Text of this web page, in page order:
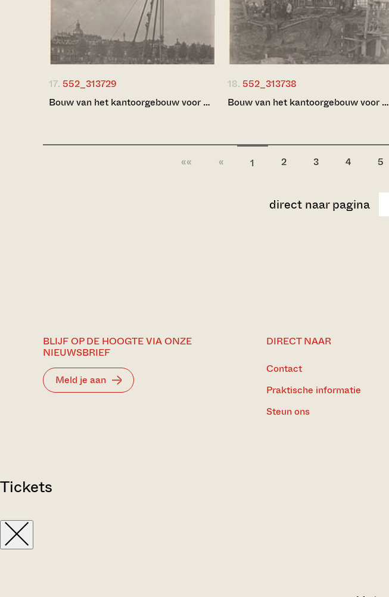
17. 552_313729
Bouw van het kantoorgebouw voor …
18. 552_313738
Bouw van het kantoorgebouw voor …
«« « 1 2 3 4 5
direct naar pagina
BLIJF OP DE HOOGTE VIA ONZE
NIEUWSBRIEF
Meld je aan
DIRECT NAAR
Contact
Praktische informatie
Steun ons
Tickets